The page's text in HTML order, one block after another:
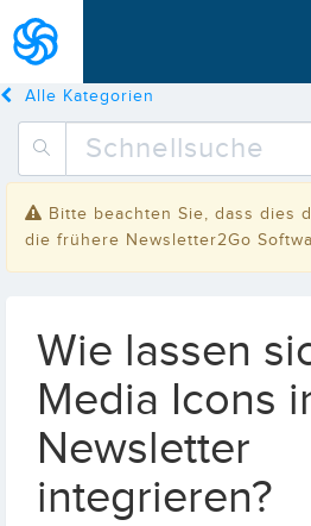
Alle Kategorien
Bitte beachten Sie, dass dies
die frühere Newsletter2Go
Wie lassen
Media Icons
Newsletter
integrieren?